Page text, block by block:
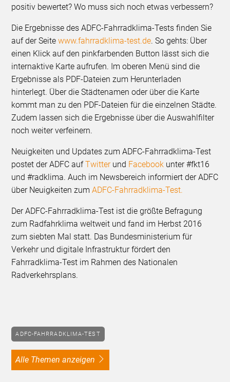
positiv bewertet? Wo muss sich noch etwas verbessern?
Die Ergebnisse des ADFC-Fahrradklima-Tests finden Sie
auf der Seitewww.fahrradklima-test.de. So gehts: Über
einen Klick auf den pinkfarbenden Button lässt sich die
internaktive Karte aufrufen. Im oberen Menü sind die
Ergebnisse als PDF-Dateien zum Herunterladen
hinterlegt. Über die Städtenamen oder über die Karte
kommt man zu den PDF-Dateien für die einzelnen Städte.
Zudem lassen sich die Ergebnisse über die Auswahlfilter
noch weiter verfeinern.
Neuigkeiten und Updates zum ADFC-Fahrradklima-Test
postet der ADFC aufTwitterund Facebook unter #fkt16
und #radklima. Auch im Newsbereich informiert der ADFC
über Neuigkeiten zumADFC-Fahrradklima-Test.
Der ADFC-Fahrradklima-Test ist die größte Befragung
zum Radfahrklima weltweit und fand im Herbst 2016
zum siebten Mal statt. Das Bundesministerium für
Verkehr und digitale Infrastruktur fördert den
Fahrradklima-Test im Rahmen des Nationalen
Radverkehrsplans.
ADFC-FAHRRADKLIMA-TEST
alle Themen anzeigen